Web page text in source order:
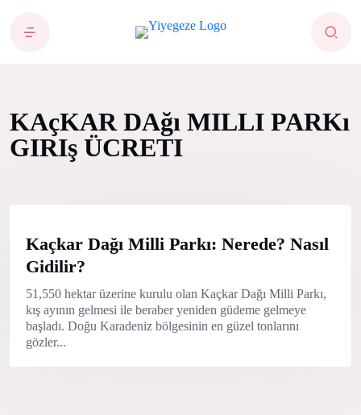
KAçKAR DAğı MILLI PARKı
GIRIş ÜCRETI
Kaçkar Dağı Milli Parkı: Nerede? Nasıl
Gidilir?
51,550 hektar üzerine kurulu olan Kaçkar Dağı Milli Parkı,
kış ayının gelmesi ile beraber yeniden güdeme gelmeye
başladı. Doğu Karadeniz bölgesinin en güzel tonlarını
gözler...